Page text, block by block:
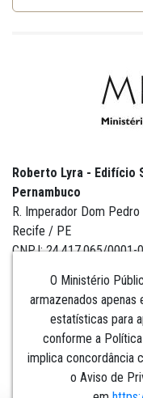
O Ministério
armazenados
estatísticas para
conforme a
implica concordância
o Aviso de
Roberto Lyra - Edifício
Pernambuco
R. Imperador Dom
Recife / PE
CNPJ: 24.417.065/
Institucional
Comunicação